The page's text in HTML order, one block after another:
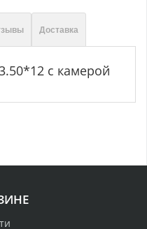
Доставка
с камерой